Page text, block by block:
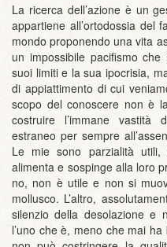
La ricerca dell’azione è un
appartiene all’ortodossia del
mondo proponendo una vita
un impossibile pacifismo
suoi limiti e la sua ipocrisia,
di appiattimento di cui
scopo del conoscere non è
costruire l’immane vastità
estraneo per sempre
Le mie sono parzialità
alimenta e sospinge alla loro
no, non è utile e non si
mollusco. L’altro,
silenzio della desolazione e
l’uno che è, meno che mai